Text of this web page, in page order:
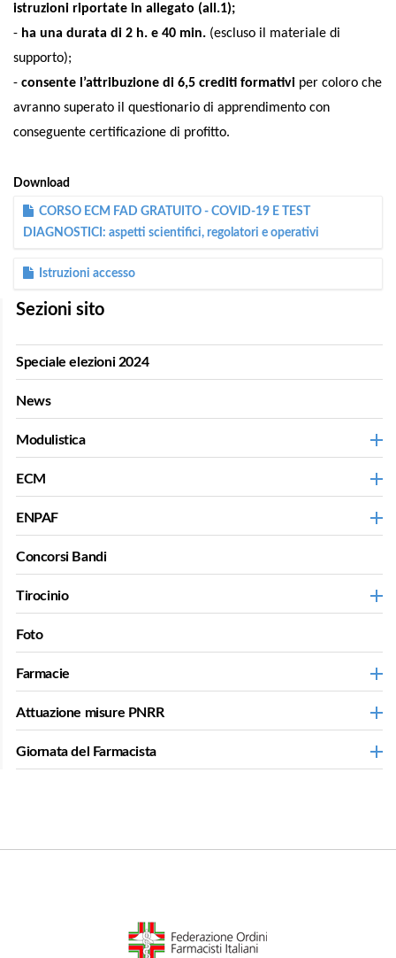
istruzioni riportate in allegato (all.1);
- ha una durata di 2 h. e 40 min. (escluso il materiale di
supporto);
- consente l’attribuzione di 6,5 crediti formativi per coloro che
avranno superato il questionario di apprendimento con
conseguente certificazione di profitto.
Download
CORSO ECM FAD GRATUITO - COVID-19 E TEST
DIAGNOSTICI: aspetti scientifici, regolatori e operativi
Istruzioni accesso
Sezioni sito
Speciale elezioni 2024
News
Modulistica
ECM
ENPAF
Concorsi Bandi
Tirocinio
Foto
Farmacie
Attuazione misure PNRR
Giornata del Farmacista